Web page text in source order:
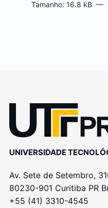
Tamanho: 16.8 kB—
UNIVERSIDADE
Av. Sete de Setembro,
80230-901 Curitiba PR
+55 (41) 3310-4545